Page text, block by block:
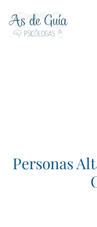
Personas